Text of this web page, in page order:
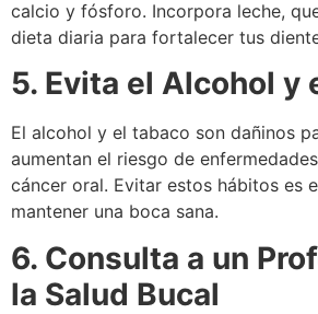
calcio y fósforo. Incorpora leche,
dieta diaria para fortalecer tus
5. Evita el Alcohol y
El alcohol y el tabaco son dañinos
aumentan el riesgo de
cáncer oral. Evitar estos hábitos es
mantener una boca sana.
6. Consulta a un
la Salud Bucal